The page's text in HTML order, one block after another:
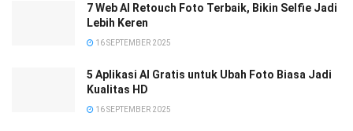
7 Web AI Retouch Foto Terbaik, Bikin Selfie Jadi
Lebih Keren
16 SEPTEMBER 2025
5 Aplikasi AI Gratis untuk Ubah Foto Biasa Jadi
Kualitas HD
16 SEPTEMBER 2025